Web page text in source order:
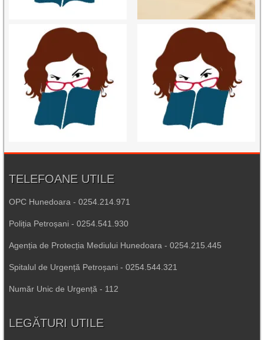
TELEFOANE UTILE
OPC Hunedoara - 0254.214.971
Poliția Petroșani - 0254.541.930
Agenția de Protecția Mediului Hunedoara - 0254.215.445
Spitalul de Urgență Petroșani - 0254.544.321
Număr Unic de Urgență - 112
LEGĂTURI UTILE